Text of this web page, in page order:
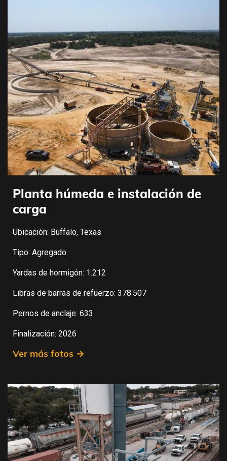
Planta húmeda e instalación de
carga
Ubicación: Buffalo, Texas
Tipo: Agregado
Yardas de hormigón: 1.212
Libras de barras de refuerzo: 378.507
Pernos de anclaje: 633
Finalización: 2026
Ver más fotos →